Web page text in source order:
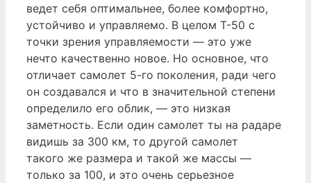
ведет себя оптимальнее, более комфортно,
устойчиво и управляемо. В целом Т-50 с
точки зрения управляемости — это уже
нечто качественно новое. Но основное, что
отличает самолет 5-го поколения, ради чего
он создавался и что в значительной степени
определило его облик, — это низкая
заметность. Если один самолет ты на радаре
видишь за 300 км, то другой самолет
такого же размера и такой же массы —
только за 100, и это очень серьезное